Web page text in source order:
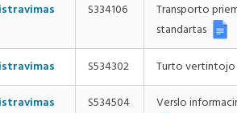
S334106
Transporto
standartas
S534302
Turto
S534504 Verslo